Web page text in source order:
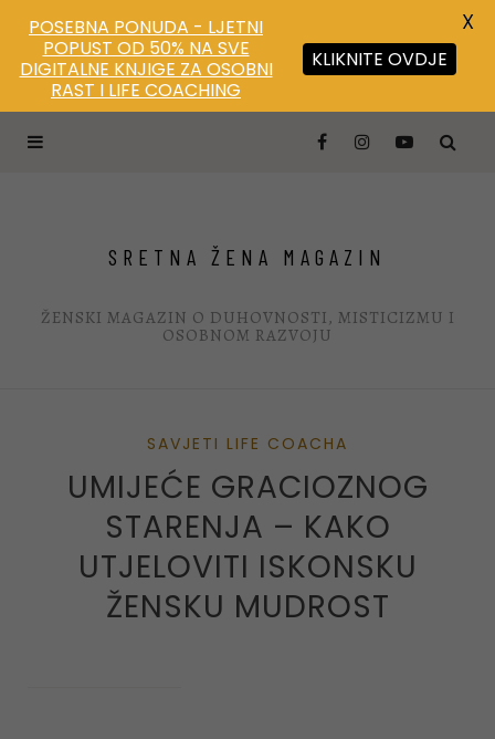
SRETNA ŽENA MAGAZIN
ŽENSKI MAGAZIN O DUHOVNOSTI, MISTICIZMU I
OSOBNOM RAZVOJU
SAVJETI LIFE COACHA
UMIJEĆE GRACIOZNOG
STARENJA – KAKO
UTJELOVITI ISKONSKU
ŽENSKU MUDROST
POSEBNA PONUDA - LJETNI
POPUST OD 50% NA SVE
DIGITALNE KNJIGE ZA OSOBNI
RAST I LIFE COACHING
KLIKNITE OVDJE
X